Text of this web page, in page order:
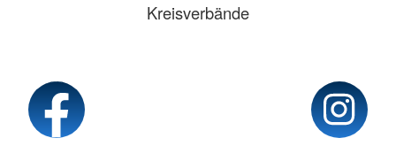
Kreisverbände